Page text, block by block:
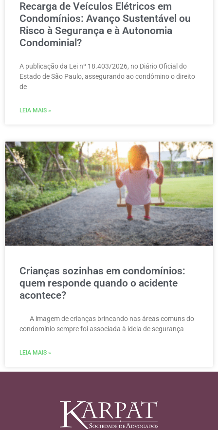
Recarga de Veículos Elétricos em
Condomínios: Avanço Sustentável ou
Risco à Segurança e à Autonomia
Condominial?
A publicação da Lei nº 18.403/2026, no Diário Oficial do
Estado de São Paulo, assegurando ao condômino o direito
de
LEIA MAIS »
Crianças sozinhas em condomínios:
quem responde quando o acidente
acontece?
A imagem de crianças brincando nas áreas comuns do
condomínio sempre foi associada à ideia de segurança
LEIA MAIS »